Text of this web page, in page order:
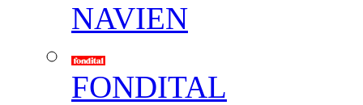
NAVIEN
FONDITAL